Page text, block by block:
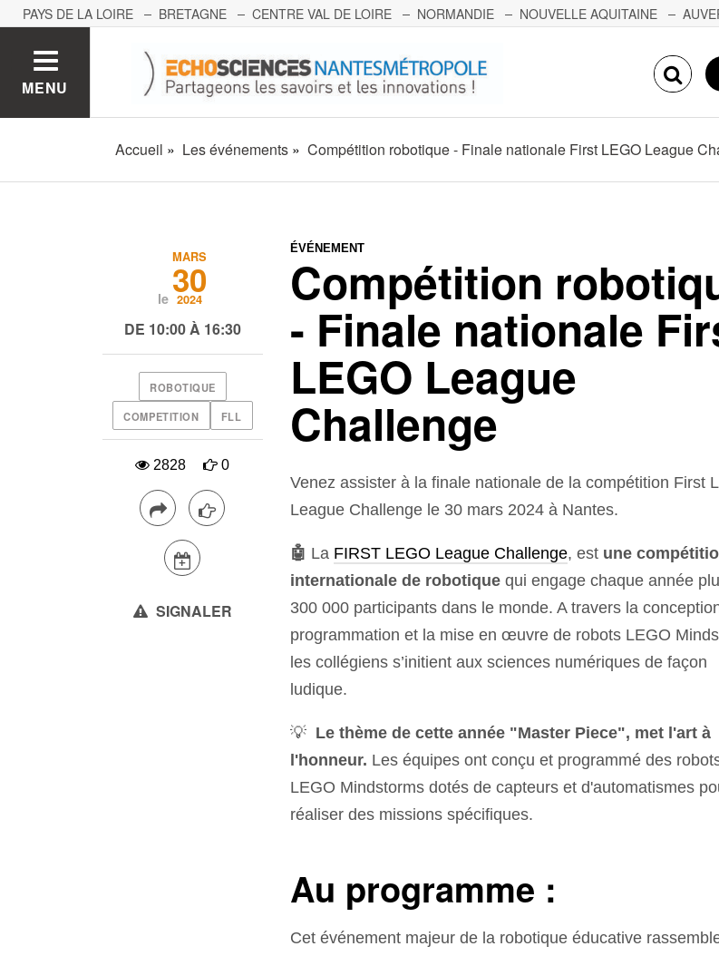
PAYS DE LA LOIRE BRETAGNE CENTRE VAL DE LOIRE NORMANDIE NOUVELLE AQUITAINE
MENU
Accueil Les événements Compétition robotique - Finale nationale First LEGO League
ÉVÉNEMENT
Compétition
- Finale nationale
LEGO League
Challenge
Venez assister à la finale nationale de la compétition First
League Challenge le 30 mars 2024 à Nantes.
🤖 La FIRST LEGO League Challenge, est une
internationale de robotique qui engage chaque année
300 000 participants dans le monde. A travers la
programmation et la mise en œuvre de robots LEGO
les collégiens s’initient aux sciences numériques de façon
ludique.
💡 Le thème de cette année "Master Piece", met l'art à
l'honneur. Les équipes ont conçu et programmé des
LEGO Mindstorms dotés de capteurs et d'automatismes
réaliser des missions spécifiques.
Au programme :
Cet événement majeur de la robotique éducative
le
MARS
30
2024
DE 10:00 À 16:30
ROBOTIQUE
COMPETITION FLL
2828 0
SIGNALER